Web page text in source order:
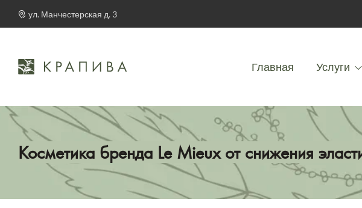
ул. Манчестерская д. 3
Главная Услуги
Косметика бренда Le Mieux от снижения